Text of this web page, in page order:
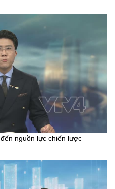
nguồn lực chiến lược